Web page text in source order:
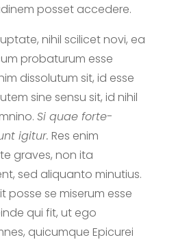
posset accedere.
nihil scilicet novi, ea
probaturum esse
dissolutum sit, id esse
sine sensu sit, id nihil
Si quae forte-
igitur. Res enim
graves, non ita
sed aliquanto minutius.
posse se miserum esse
qui fit, ut ego
quicumque Epicurei